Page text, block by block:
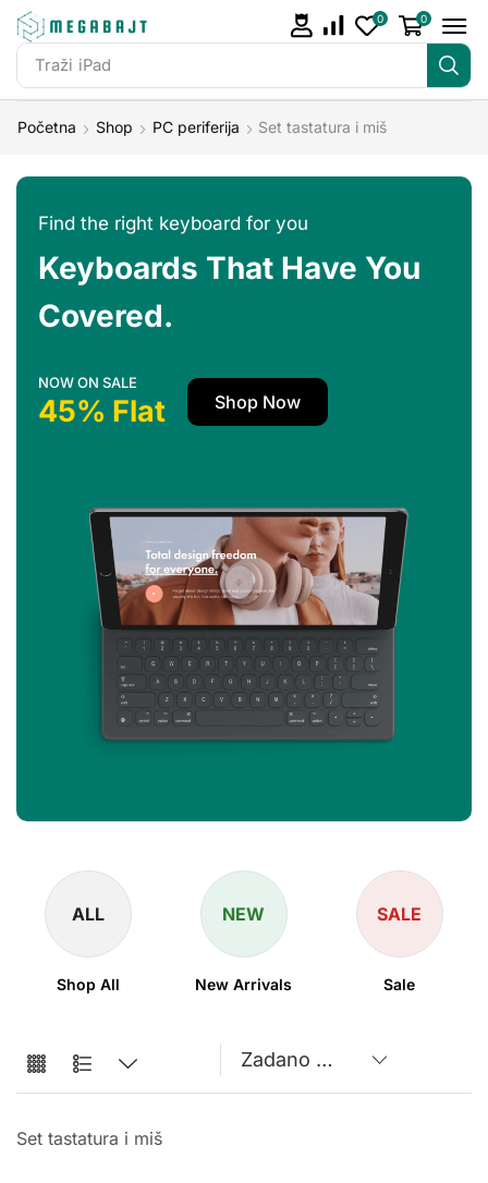
Traži iPad
0 0
Početna Shop PC periferija Set tastatura i miš
Find the right keyboard for you
Keyboards That Have You
Covered.
NOW ON SALE
45% Flat Shop Now
ALL
Shop All
NEW
New Arrivals
SALE
Sale
Set tastatura i miš